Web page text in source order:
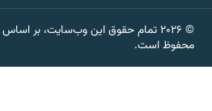
© ۲۰۲۶ تمام حقوق این وب‌سایت، بر
محفوظ است.